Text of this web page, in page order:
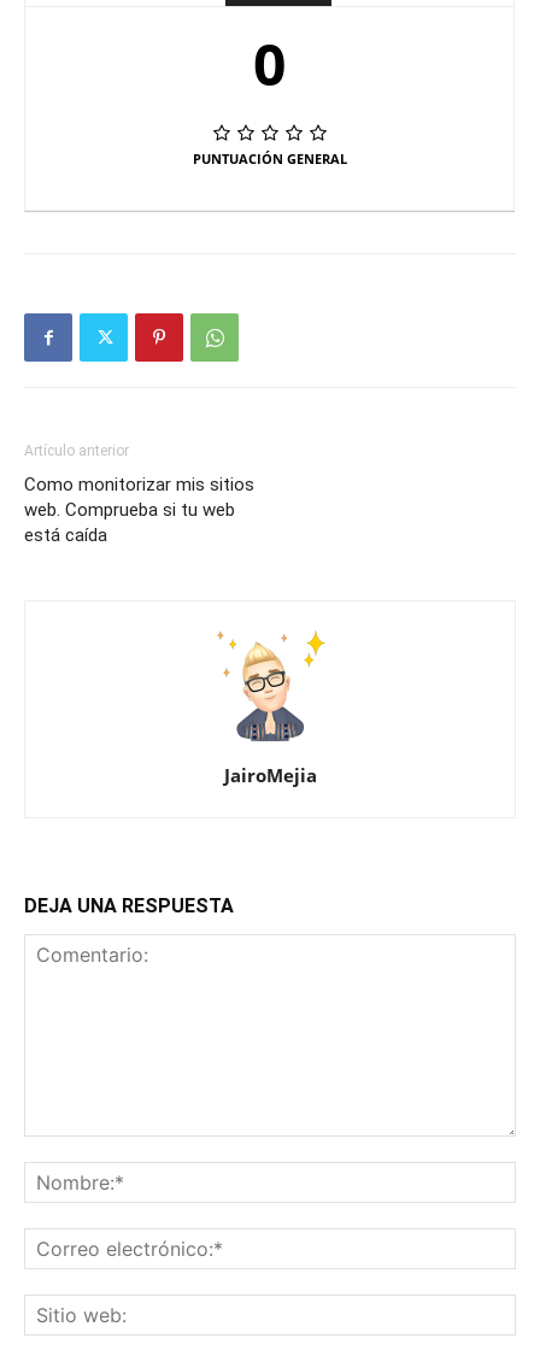
0
PUNTUACIÓN GENERAL
Artículo anterior
Como monitorizar mis sitios
web. Comprueba si tu web
está caída
JairoMejia
DEJA UNA RESPUESTA